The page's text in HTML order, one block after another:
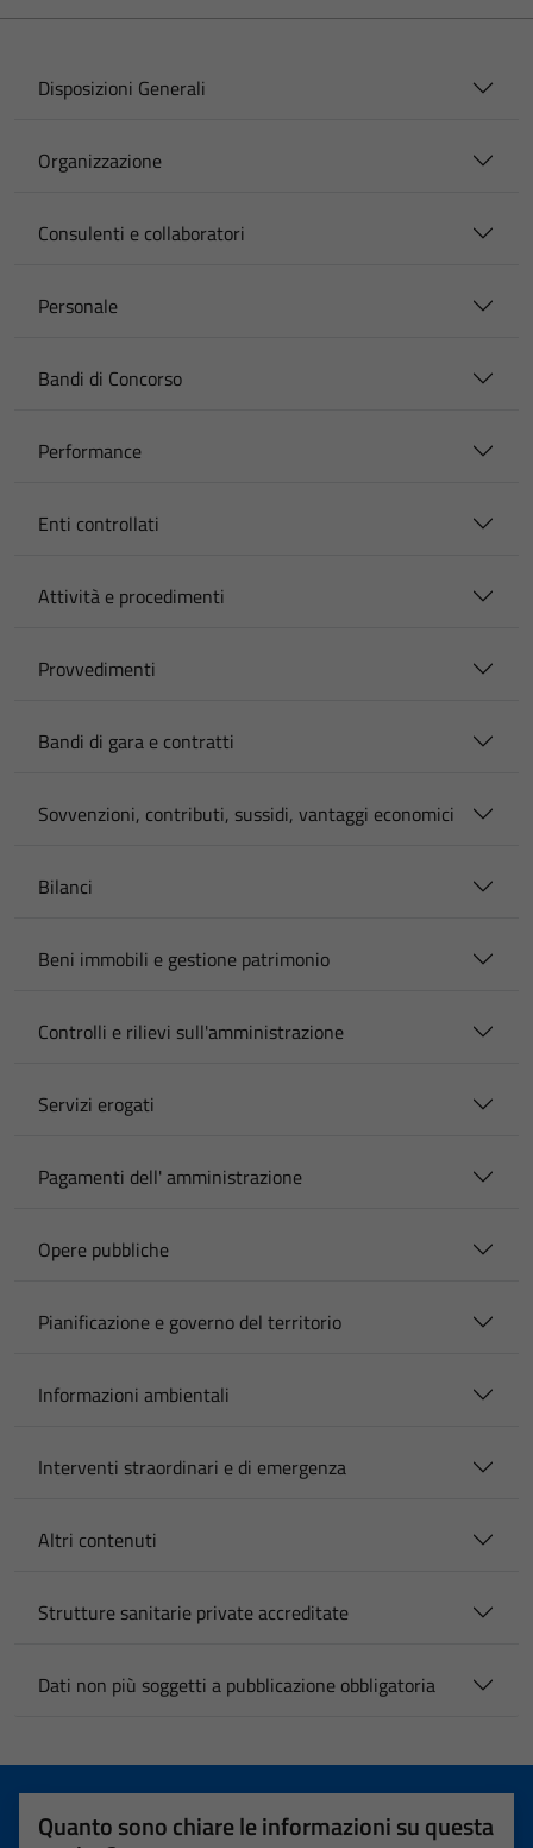
Disposizioni Generali
Organizzazione
Consulenti e collaboratori
Personale
Bandi di Concorso
Performance
Enti controllati
Attività e procedimenti
Provvedimenti
Bandi di gara e contratti
Sovvenzioni, contributi, sussidi, vantaggi economici
Bilanci
Beni immobili e gestione patrimonio
Controlli e rilievi sull'amministrazione
Servizi erogati
Pagamenti dell' amministrazione
Opere pubbliche
Pianificazione e governo del territorio
Informazioni ambientali
Interventi straordinari e di emergenza
Altri contenuti
Strutture sanitarie private accreditate
Dati non più soggetti a pubblicazione obbligatoria
Quanto sono chiare le informazioni su questa